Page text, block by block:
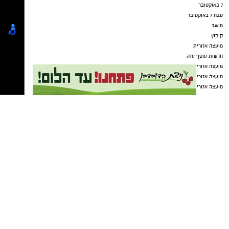
7 באוקטובר
טבח 7 באוקטובר
מושב
קיבוץ
מועצה אזורית
חדשות עוטף עזה
מועצה אזורית חוף אשקלון
מועצה אזורית אשכול
מועצה אזורית באר טוביה
מועצה אזורית לכיש